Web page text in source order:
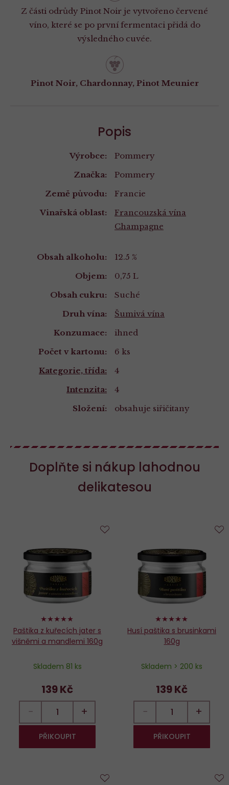
Z části odrůdy Pinot Noir je vytvořeno červené
víno, které se po první fermentaci přidá do
výsledného cuvée.
Pinot Noir, Chardonnay, Pinot Meunier
Popis
Výrobce:
Pommery
Značka:
Pommery
Země původu:
Francie
Vinařská oblast:
Francouzská vína
Champagne
Vlastnosti
Obsah alkoholu:
12.5 %
Objem:
0,75 L
Obsah cukru:
Suché
Druh vína:
Šumivá vína
Konzumace:
ihned
Počet v kartonu:
6 ks
Kategorie, třída:
4
Intenzita:
4
Složení:
obsahuje siřičitany
Doplňte si nákup lahodnou
delikatesou
96%
Paštika z kuřecích jater s
višněmi a mandlemi 160g
Skladem 81 ks
139 Kč
− +
PŘIKOUPIT
oblíbených
98%
Husí paštika s brusinkami
160g
Skladem > 200 ks
139 Kč
− +
PŘIKOUPIT